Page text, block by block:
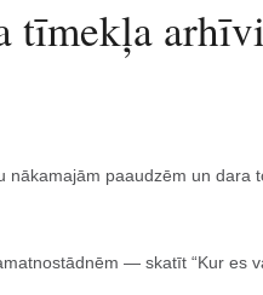
tīmekļa arhīvi
paaudzēm un dara
— skatīt “Kur es